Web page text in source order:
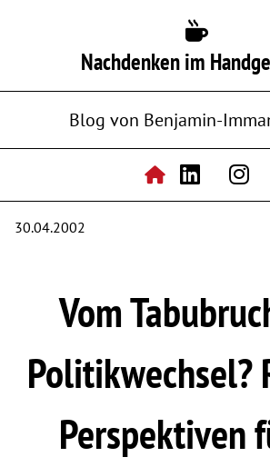
Nachdenken im
Blog von Benjamin-
30.04.2002
Vom
Politikwechsel?
Perspektiven